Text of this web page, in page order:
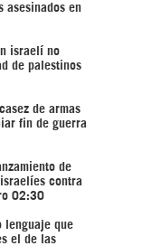
asesinados en
israelí no
de palestinos
de armas
fin de guerra
de
contra
02:30
lenguaje que
el de las